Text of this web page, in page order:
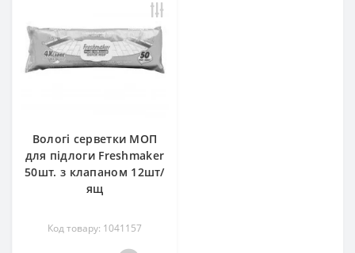
Вологі серветки МОП
для підлоги Freshmaker
50шт. з клапаном 12шт/
ящ
Код товару: 1041157